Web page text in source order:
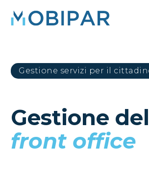
Gestione servizi per il
Gestione del
front office